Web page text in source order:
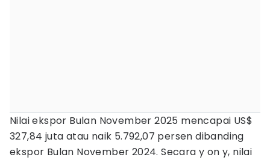
Nilai ekspor Bulan November 2025 mencapai US$
327,84 juta atau naik 5.792,07 persen dibanding
ekspor Bulan November 2024. Secara y on y, nilai